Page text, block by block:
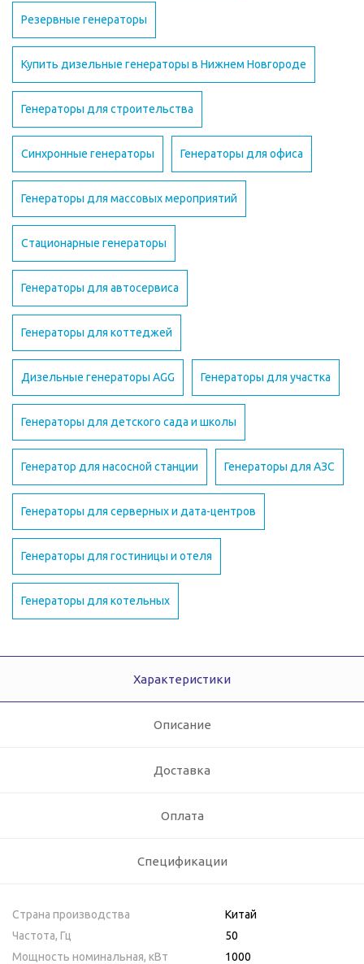
Резервные генераторы
Купить дизельные генераторы в Нижнем Новгороде
Генераторы для строительства
Синхронные генераторы Генераторы для офиса
Генераторы для массовых мероприятий
Стационарные генераторы
Генераторы для автосервиса
Генераторы для коттеджей
Дизельные генераторы AGG Генераторы для участка
Генераторы для детского сада и школы
Генератор для насосной станции Генераторы для АЗС
Генераторы для серверных и дата-центров
Генераторы для гостиницы и отеля
Генераторы для котельных
Характеристики
Описание
Доставка
Оплата
Спецификации
Страна производства
Китай
Частота, Гц
50
Мощность номинальная, кВт
1000